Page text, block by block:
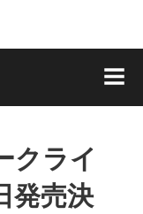
クライ
発売決